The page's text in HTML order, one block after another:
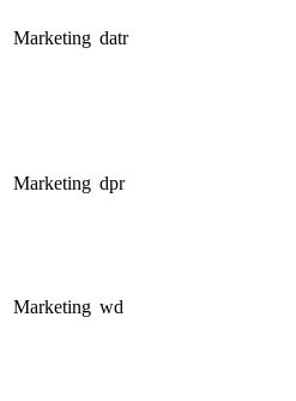
Marketing datr
Marketing dpr
Marketing wd